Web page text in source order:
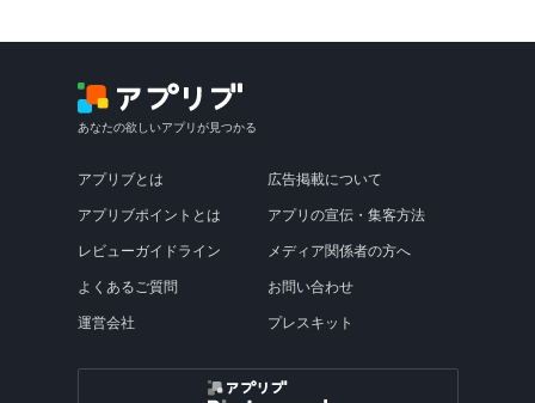
あなたの欲しいアプリが見つかる
アプリブとは
アプリブポイントとは
レビューガイドライン
よくあるご質問
運営会社
広告掲載について
アプリの宣伝・集客方法
メディア関係者の方へ
お問い合わせ
プレスキット